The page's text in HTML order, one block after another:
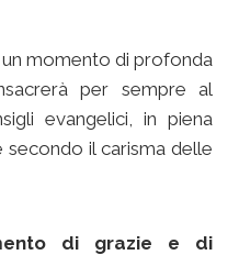
momento di profonda
per sempre al
evangelici, in piena
secondo il carisma delle
di grazie e di